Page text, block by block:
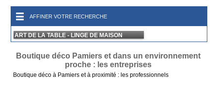
AFFINER VOTRE RECHERCHE
ART DE LA TABLE - LINGE DE MAISON
Boutique déco Pamiers et dans un environnement
proche : les entreprises
Boutique déco à Pamiers et à proximité : les professionnels